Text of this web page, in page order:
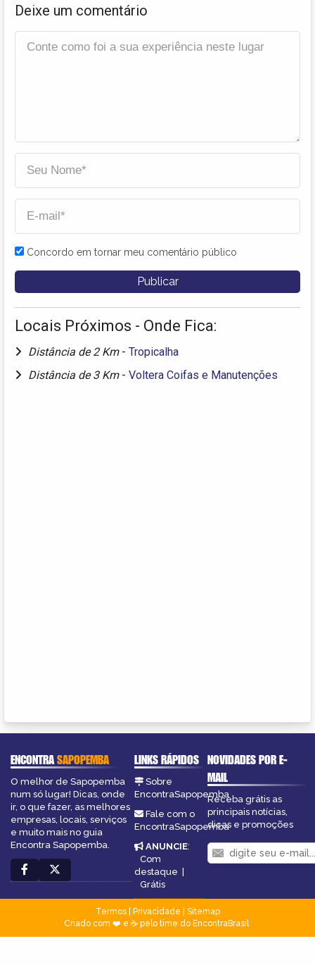
Deixe um comentário
Concordo em tornar meu comentário público
Locais Próximos - Onde Fica:
Distância de 2 Km - Tropicalha
Distância de 3 Km - Voltera Coifas e Manutenções
ENCONTRASAPOPEMBA
O melhor de Sapopemba
num só lugar! Dicas, onde
ir, o que fazer, as melhores
empresas, locais, serviços
e muito mais no guia
Encontra Sapopemba.
LINKS RÁPIDOS
Sobre
EncontraSapopemba
Fale com o
EncontraSapopemba
ANUNCIE:
Com
destaque |
Grátis
NOVIDADES POR E-
MAIL
Receba grátis as
principais notícias,
dicas e promoções
Termos| Privacidade
Sitemap
Criado com ❤️ e ☕ pelo time do EncontraBrasil